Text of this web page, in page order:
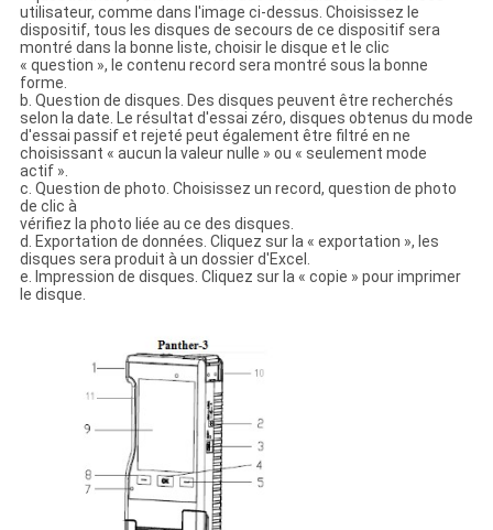
utilisateur, comme dans l'image ci-dessus. Choisissez le
dispositif, tous les disques de secours de ce dispositif sera
montré dans la bonne liste, choisir le disque et le clic
« question », le contenu record sera montré sous la bonne
forme.
b. Question de disques. Des disques peuvent être recherchés
selon la date. Le résultat d'essai zéro, disques obtenus du mode
d'essai passif et rejeté peut également être filtré en ne
choisissant « aucun la valeur nulle » ou « seulement mode
actif ».
c. Question de photo. Choisissez un record, question de photo
de clic à
vérifiez la photo liée au ce des disques.
d. Exportation de données. Cliquez sur la « exportation », les
disques sera produit à un dossier d'Excel.
e. Impression de disques. Cliquez sur la « copie » pour imprimer
le disque.